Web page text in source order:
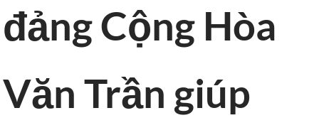
đảng Cộng Hòa
Văn Trần giúp